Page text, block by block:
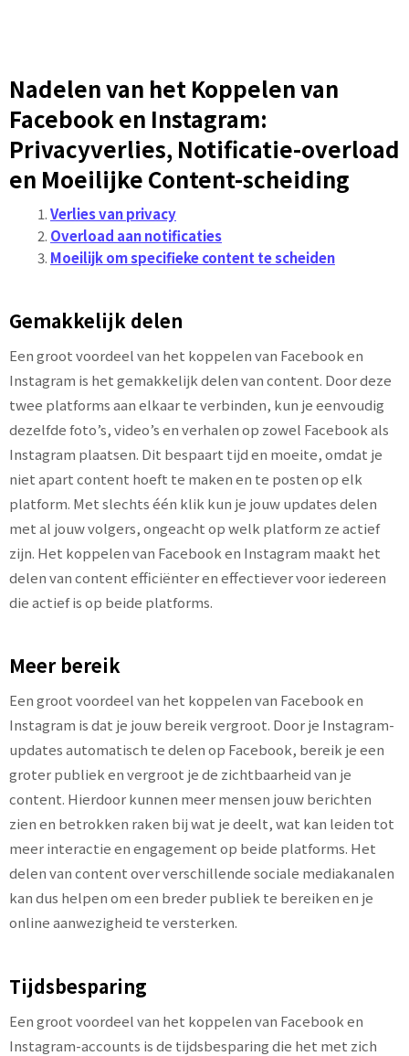
Nadelen van het Koppelen van
Facebook en Instagram:
Privacyverlies, Notificatie-overload
en Moeilijke Content-scheiding
Verlies van privacy
Overload aan notificaties
Moeilijk om specifieke content te scheiden
Gemakkelijk delen
Een groot voordeel van het koppelen van Facebook en
Instagram is het gemakkelijk delen van content. Door deze
twee platforms aan elkaar te verbinden, kun je eenvoudig
dezelfde foto’s, video’s en verhalen op zowel Facebook als
Instagram plaatsen. Dit bespaart tijd en moeite, omdat je
niet apart content hoeft te maken en te posten op elk
platform. Met slechts één klik kun je jouw updates delen
met al jouw volgers, ongeacht op welk platform ze actief
zijn. Het koppelen van Facebook en Instagram maakt het
delen van content efficiënter en effectiever voor iedereen
die actief is op beide platforms.
Meer bereik
Een groot voordeel van het koppelen van Facebook en
Instagram is dat je jouw bereik vergroot. Door je Instagram-
updates automatisch te delen op Facebook, bereik je een
groter publiek en vergroot je de zichtbaarheid van je
content. Hierdoor kunnen meer mensen jouw berichten
zien en betrokken raken bij wat je deelt, wat kan leiden tot
meer interactie en engagement op beide platforms. Het
delen van content over verschillende sociale mediakanalen
kan dus helpen om een breder publiek te bereiken en je
online aanwezigheid te versterken.
Tijdsbesparing
Een groot voordeel van het koppelen van Facebook en
Instagram-accounts is de tijdsbesparing die het met zich